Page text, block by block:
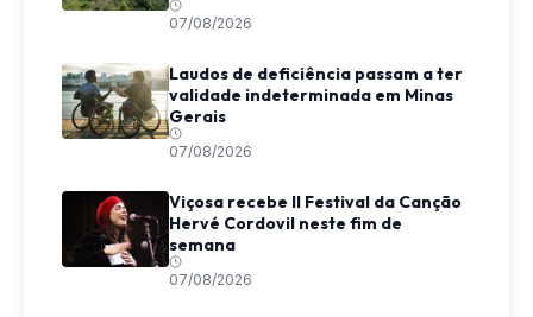
07/08/2026
Laudos de deficiência passam a ter
validade indeterminada em Minas
Gerais
07/08/2026
Viçosa recebe II Festival da Canção
Hervé Cordovil neste fim de
semana
07/08/2026